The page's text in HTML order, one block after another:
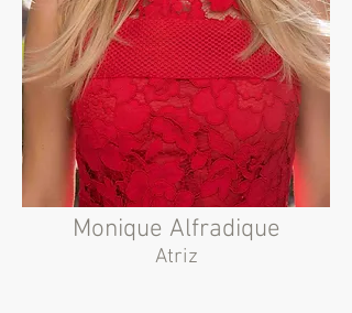
Monique Alfradique
Atriz